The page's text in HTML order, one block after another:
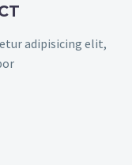
adipisicing elit,